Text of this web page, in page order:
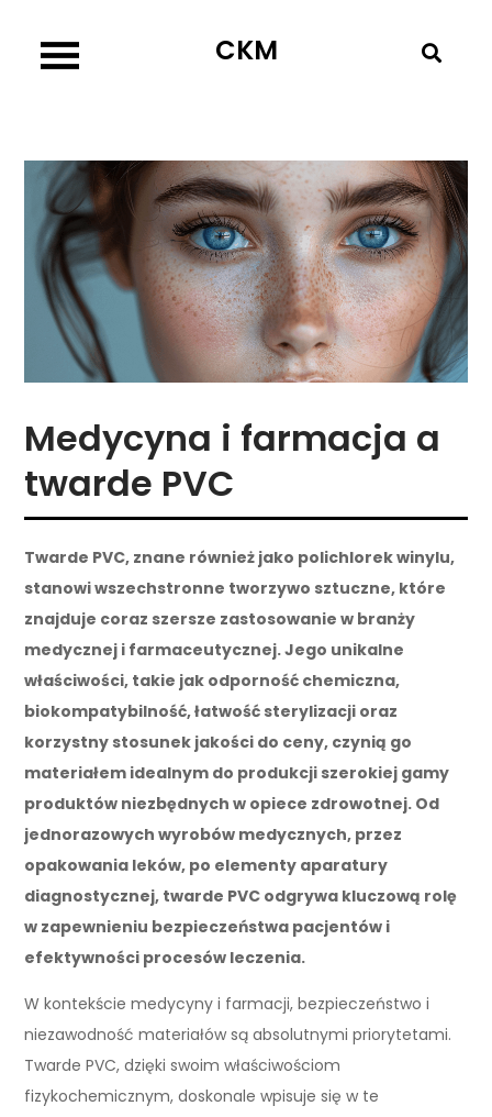
content
CKM
Medycyna i farmacja a
twarde PVC
Twarde PVC, znane również jako polichlorek winylu,
stanowi wszechstronne tworzywo sztuczne, które
znajduje coraz szersze zastosowanie w branży
medycznej i farmaceutycznej. Jego unikalne
właściwości, takie jak odporność chemiczna,
biokompatybilność, łatwość sterylizacji oraz
korzystny stosunek jakości do ceny, czynią go
materiałem idealnym do produkcji szerokiej gamy
produktów niezbędnych w opiece zdrowotnej. Od
jednorazowych wyrobów medycznych, przez
opakowania leków, po elementy aparatury
diagnostycznej, twarde PVC odgrywa kluczową rolę
w zapewnieniu bezpieczeństwa pacjentów i
efektywności procesów leczenia.
W kontekście medycyny i farmacji, bezpieczeństwo i
niezawodność materiałów są absolutnymi priorytetami.
Twarde PVC, dzięki swoim właściwościom
fizykochemicznym, doskonale wpisuje się w te